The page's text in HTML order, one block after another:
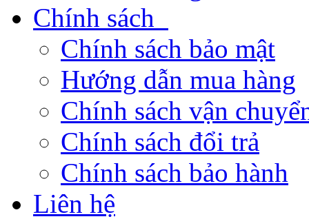
Chính sách
Chính sách bảo mật
Hướng dẫn mua hàng
Chính sách vận
Chính sách đổi trả
Chính sách bảo hành
Liên hệ